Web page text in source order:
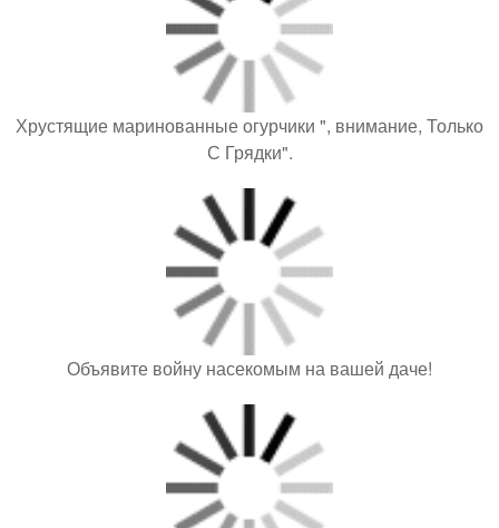
Хрустящие маринованные огурчики ", внимание, Только
С Грядки".
Объявите войну насекомым на вашей даче!